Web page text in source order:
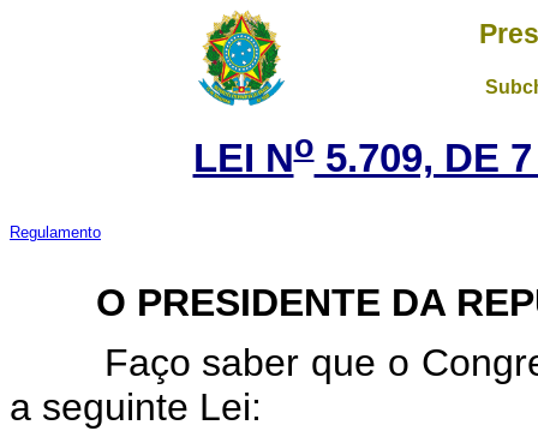
LEI No5.709, DE
Regulamento
O PRESIDENTE DA
Faço saber que o
a seguinte Lei: